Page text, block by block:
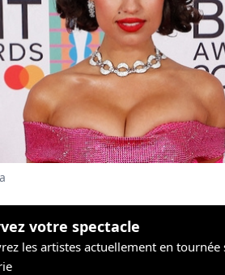
votre spectacle
les artistes actuellement en